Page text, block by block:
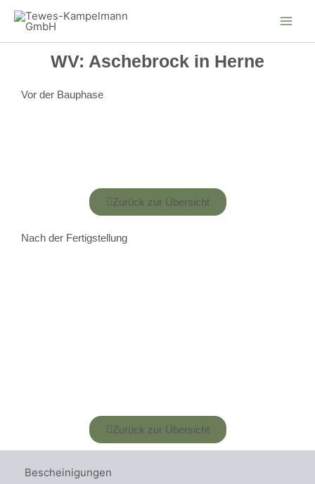
Zum
Inhalt
springen
WV: Aschebrock in Herne
Vor der Bauphase
Zurück zur Übersicht
Nach der Fertigstellung
Zurück zur Übersicht
Bescheinigungen